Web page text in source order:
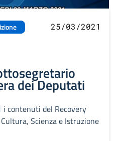
25/03/2021
dei Deputati
contenuti del Recovery
Scienza e Istruzione